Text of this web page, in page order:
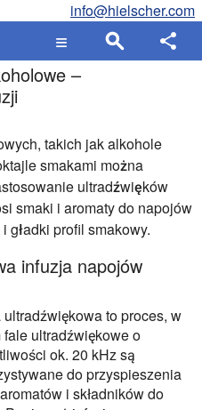
info@hielscher.com
–
takich jak alkohole
smakami można
ultradźwięków
smaki i aromaty do napojów
gładki profil smakowy.
infuzja napojów
ultradźwiękowa to proces, w
fale ultradźwiękowe o
ok. 20 kHz są
do przyspieszenia
i składników do